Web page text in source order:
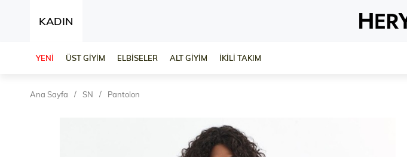
KADIN
YENİ ÜST GİYİM ELBİSELER ALT GİYİM İKİLİ TAKIM
Ana Sayfa SN Pantolon